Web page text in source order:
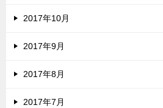
2017年10月
2017年9月
2017年8月
2017年7月